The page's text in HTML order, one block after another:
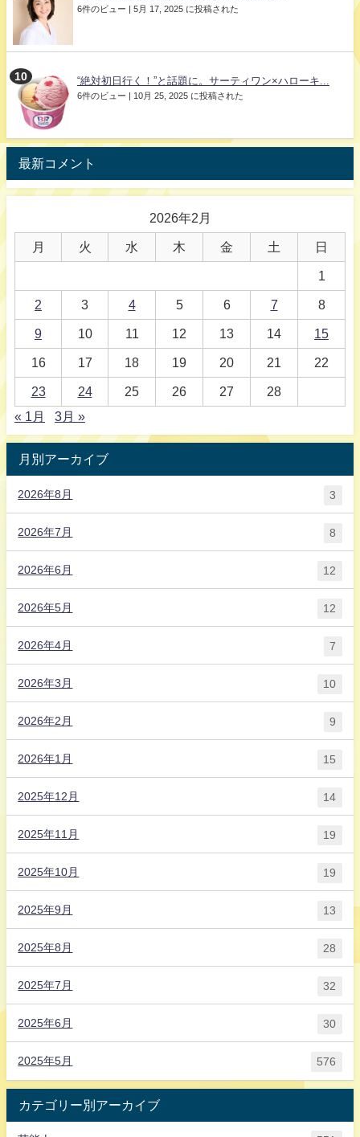
6件のビュー | 5月 17, 2025 に投稿された
“絶対初日行く！”と話題に。サーティワン×ハローキ...
6件のビュー | 10月 25, 2025 に投稿された
最新コメント
2026年2月
月 火 水 木 金 土 日
1
2 3 4 5 6 7 8
9 10 11 12 13 14 15
16 17 18 19 20 21 22
23 24 25 26 27
28
« 1月
3月 »
月別アーカイブ
2026年8月 3
2026年7月 8
2026年6月 12
2026年5月 12
2026年4月 7
2026年3月 10
2026年2月 9
2026年1月 15
2025年12月 14
2025年11月 19
2025年10月 19
2025年9月 13
2025年8月 28
2025年7月 32
2025年6月 30
2025年5月 576
カテゴリー別アーカイブ